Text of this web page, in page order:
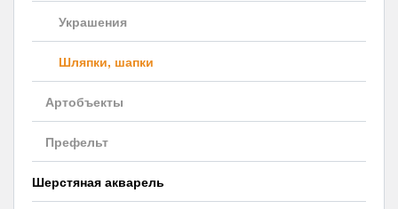
Украшения
Шляпки, шапки
Артобъекты
Префельт
Шерстяная акварель